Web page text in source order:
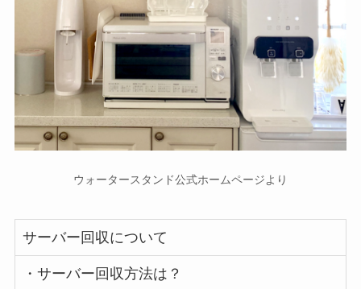
ウォータースタンド公式ホームページより
サーバー回収について
・サーバー回収方法は？